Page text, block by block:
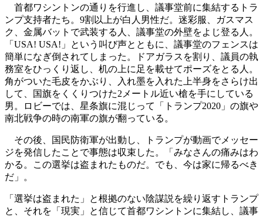
首都ワシントンの通りを行進し、議事堂前に集結するトラ
ンプ支持者たち。9割以上が白人男性だ。迷彩服、ガスマス
ク、金属バットで武装する人、議事堂の外壁をよじ登る人。
「USA! USA!」という叫び声とともに、議事堂のフェンスは
簡単になぎ倒されてしまった。ドアガラスを割り、議員の執
務室をひっくり返し、机の上に足を載せてポーズをとる人。
角がついた毛皮をかぶり、入れ墨を入れた上半身をさらけ出
して、国旗をくくりつけた2メートル近い槍を手にしている
男。ロビーでは、星条旗に混じって「トランプ2020」の旗や
南北戦争の時の南軍の旗が翻っている。
その後、国民防衛軍が出動し、トランプが動画でメッセー
ジを発信したことで事態は収束した。「みなさんの痛みはわ
かる。この選挙は盗まれたものだ。でも、今は家に帰るべき
だ」。
「選挙は盗まれた」と根拠のない陰謀説を繰り返すトランプ
と、それを「現実」と信じて首都ワシントンに集結し、議事